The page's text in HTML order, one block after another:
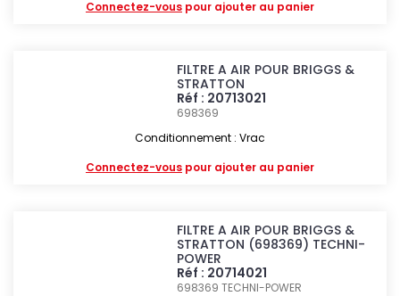
Connectez-vous pour ajouter au panier
FILTRE A AIR POUR BRIGGS &
STRATTON
Réf : 20713021
698369
Conditionnement : Vrac
Connectez-vous pour ajouter au panier
FILTRE A AIR POUR BRIGGS &
STRATTON (698369) TECHNI-
POWER
Réf : 20714021
698369TECHNI-POWER